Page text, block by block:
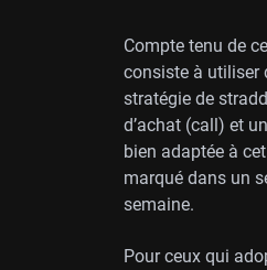
Compte tenu de
consiste à utiliser
stratégie de
d’achat (call) et
bien adaptée à
marqué dans un
semaine.
Pour ceux qui